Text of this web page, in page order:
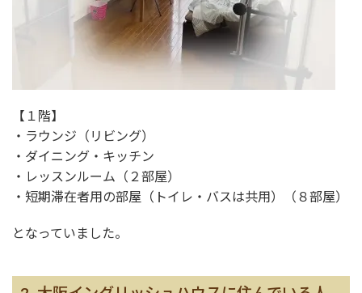
【１階】
・ラウンジ（リビング）
・ダイニング・キッチン
・レッスンルーム（２部屋）
・短期滞在者用の部屋（トイレ・バスは共用）（８部屋）
となっていました。